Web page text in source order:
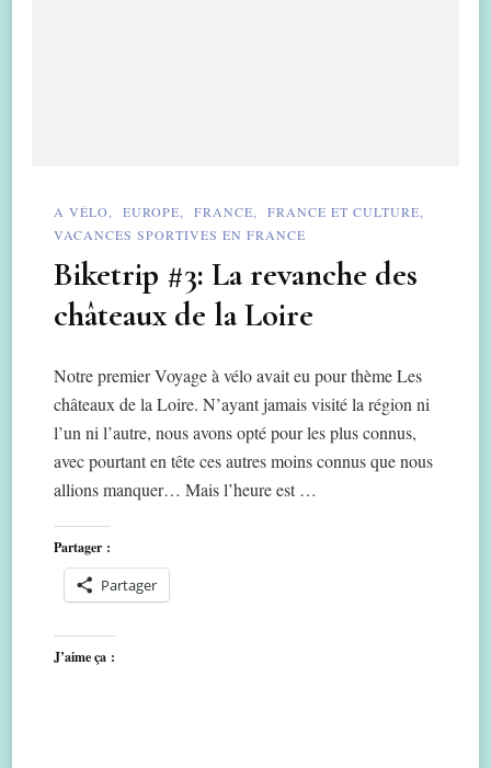
A VÉLO EUROPE FRANCE
FRANCE ET CULTURE
VACANCES SPORTIVES EN FRANCE
Biketrip #3: La revanche des
châteaux de la Loire
Notre premier Voyage à vélo avait eu pour thème Les
châteaux de la Loire. N’ayant jamais visité la région ni
l’un ni l’autre, nous avons opté pour les plus connus,
avec pourtant en tête ces autres moins connus que nous
allions manquer… Mais l’heure est …
Partager :
Partager
J’aime ça :